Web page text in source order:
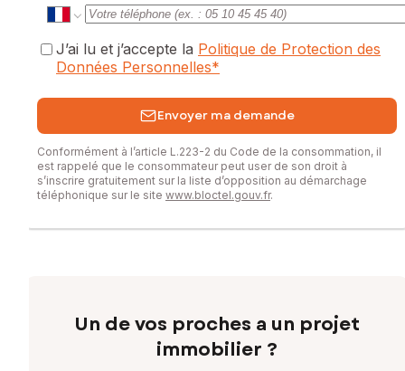
J’ai lu et j’accepte la Politique de Protection des
Données Personnelles*
Envoyer ma demande
Conformément à l’article L.223-2 du Code de la consommation, il
est rappelé que le consommateur peut user de son droit à
s’inscrire gratuitement sur la liste d’opposition au démarchage
téléphonique sur le site www.bloctel.gouv.fr.
Un de vos proches a un projet
immobilier ?